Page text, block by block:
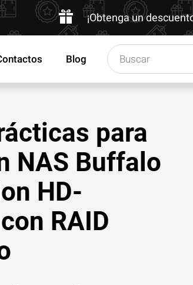
¡Obtenga un
Blog
para
NAS Buffalo
HD-
RAID